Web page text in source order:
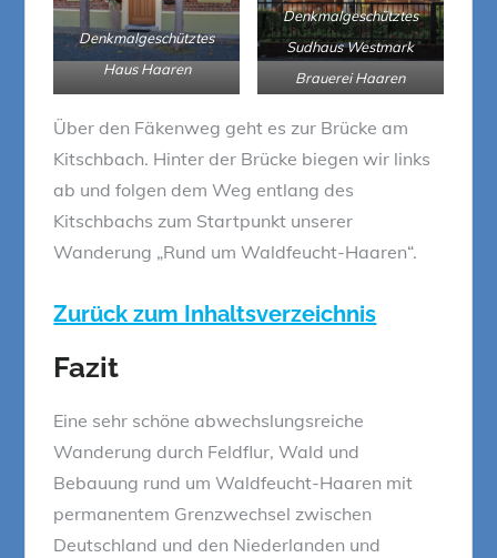
Denkmalgeschütztes
Haus Haaren
Denkmalgeschütztes
Sudhaus Westmark
Brauerei Haaren
Über den Fäkenweg geht es zur Brücke am
Kitschbach. Hinter der Brücke biegen wir links
ab und folgen dem Weg entlang des
Kitschbachs zum Startpunkt unserer
Wanderung „Rund um Waldfeucht-Haaren“.
Zurück zum Inhaltsverzeichnis
Fazit
Eine sehr schöne abwechslungsreiche
Wanderung durch Feldflur, Wald und
Bebauung rund um Waldfeucht-Haaren mit
permanentem Grenzwechsel zwischen
Deutschland und den Niederlanden und